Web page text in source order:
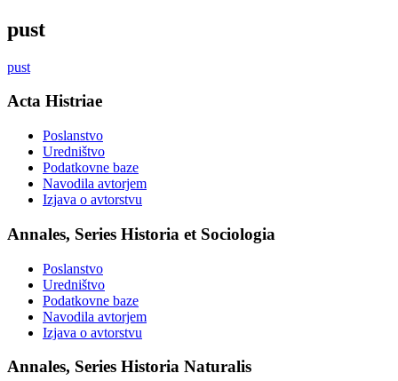
pust
pust
Acta Histriae
Poslanstvo
Uredništvo
Podatkovne baze
Navodila avtorjem
Izjava o avtorstvu
Annales, Series Historia et Sociologia
Poslanstvo
Uredništvo
Podatkovne baze
Navodila avtorjem
Izjava o avtorstvu
Annales, Series Historia Naturalis